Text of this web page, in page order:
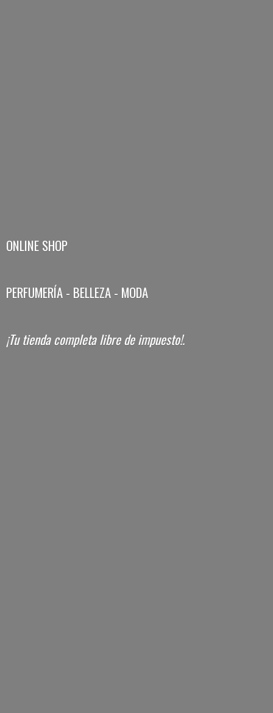
ONLINE SHOP
PERFUMERÍA - BELLEZA - MODA
¡Tu tienda completa librede impuesto!.